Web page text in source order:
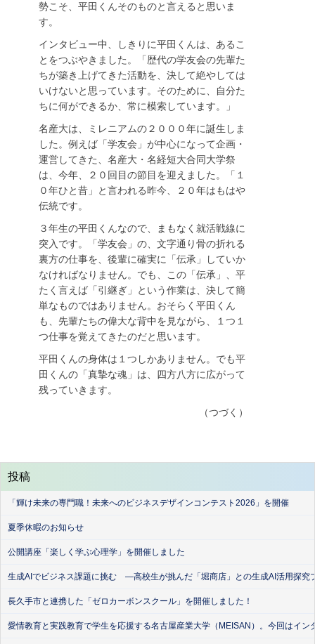
勢こそ、平田くんそのものと言えると思いま
す。
インタビュー中、しきりに平田くんは、あるこ
とをつぶやきました。「歴代の学友会の先輩た
ちが築き上げてきた活動を、決して絶やしては
いけないと思っています。そのために、自分た
ちに何ができるか、常に模索しています。」
名産大は、ミレニアムの２０００年に誕生しま
した。例えば「学友会」が中心になって企画・
運営してきた、名産大・名経短大合同大学祭
は、今年、２０回目の節目を迎えました。「１
０年ひと昔」と言われる昨今、２０年はもはや
伝統です。
３年生の平田くんなので、まもなく就活戦線に
突入です。「学友会」の、文字通り骨の折れる
裏方の仕事を、後輩に確実に「伝承」していか
なければなりません。でも、この「伝承」、平
たく言えば「引継ぎ」という作業は、決して簡
単なものではありません。おそらく平田くん
も、先輩たちの偉大な背中を見ながら、１つ１
つ仕事を覚えてきたのだと思います。
平田くんの身体は１つしかありません。でも平
田くんの「真摯な魂」は、四方八方に広がって
残っていきます。
（つづく）
投稿
「輝け未来の専門職！未来へのビジネスデザインコンテスト2026」を開催
夏季休暇のお知らせ
公開講座「楽しく学ぶ心理学」を開催しました
生成AIでビジネス課題に挑む ―高校生が挑んだ「堀商店」との生成AI活用探究
長久手市と連携した「ゼロカーボンスクール」を開催しました！
愛情教育と実践教育で学生を応援する名古屋産業大学（MEISAN）。今回はイ